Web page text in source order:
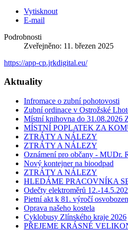
Vytisknout
E-mail
Podrobnosti
Zveřejněno: 11. březen 2025
https://app-cp.jrkdigital.eu/
Aktuality
Infromace o zubní pohotovosti
Zubní ordinace v Ostrožské
Místní knihovna do 31.08.2026
MÍSTNÍ POPLATEK ZA
ZTRÁTY A NÁLEZY
ZTRÁTY A NÁLEZY
Oznámení pro občany - MUDr.
Nový kontejner na bioodpad
ZTRÁTY A NÁLEZY
HLEDÁME PRACOVNÍKA
Odečty elektroměrů 12.-
Pietní akt k 81. výročí
Oprava našeho kostela
Cyklobusy Zlínského kraje 2026
PŘEJEME KRÁSNÉ